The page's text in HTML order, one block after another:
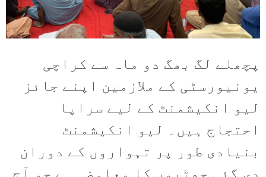
پچھلے لگ بھگ دو ماہ سے کراچی
یونیورسٹی کے ملازمین اپنے جائز
لیو انکیشمنٹ کے لیے سراپا
احتجاج ہیں۔ لیو انکیشمنٹ
بنیادی طور پر تہواروں کے دوران